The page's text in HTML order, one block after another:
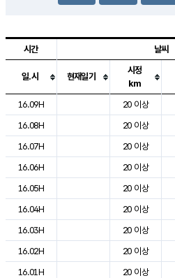
도시별 기상실황표로 지점, 날씨, 기온,
시간 날씨
일.시 현재일기
시정
km
16.09H
20 이상
16.08H
20 이상
16.07H
20 이상
16.06H
20 이상
16.05H
20 이상
16.04H
20 이상
16.03H
20 이상
16.02H
20 이상
16.01H
20 이상